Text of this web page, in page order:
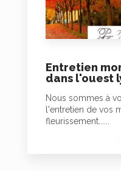
Entretien
dans l'ouest
Nous sommes à
l'entretien de vos
fleurissement......